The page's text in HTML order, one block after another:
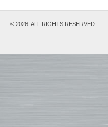
© 2026. ALL RIGHTS RESERVED